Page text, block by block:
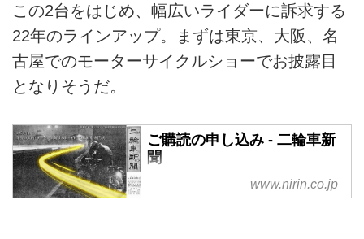
この2台をはじめ、幅広いライダーに訴求する
22年のラインアップ。まずは東京、大阪、名
古屋でのモーターサイクルショーでお披露目
となりそうだ。
ご購読の申し込み - 二輪車新
聞
明日の二輪車市場を先読み！ 独
自データ満載の本紙購読はこちら
www.nirin.co.jp